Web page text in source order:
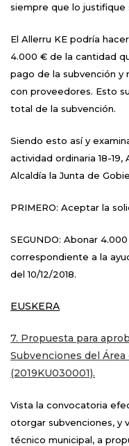
siempre que lo justifique
El Allerru KE podría
4.000 € de la cantidad
pago de la subvención y
con proveedores. Esto
total de la subvención.
Siendo esto así y
actividad ordinaria 18-19,
Alcaldía la Junta de
PRIMERO: Aceptar la
SEGUNDO: Abonar
correspondiente a la
del 10/12/2018.
EUSKERA
7. Propuesta para
Subvenciones del Área
(2019KU030001).
Vista la convocatoria
otorgar subvenciones, y
técnico municipal, a